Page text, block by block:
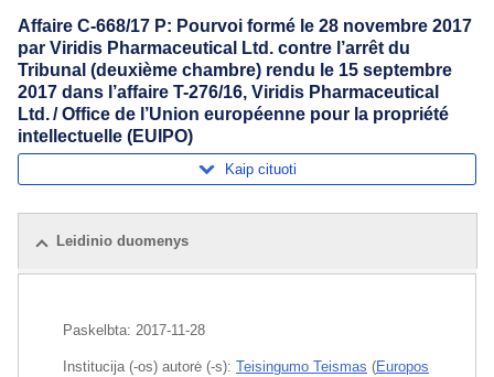
Affaire C-668/17 P: Pourvoi formé le 28 novembre 2017
par Viridis Pharmaceutical Ltd. contre l’arrêt du
Tribunal (deuxième chambre) rendu le 15 septembre
2017 dans l’affaire T-276/16, Viridis Pharmaceutical
Ltd. / Office de l’Union européenne pour la propriété
intellectuelle (EUIPO)
Kaip cituoti
Leidinio duomenys
Paskelbta: 2017-11-28
Institucija (-os) autorė (-s): Teisingumo Teismas (Europos